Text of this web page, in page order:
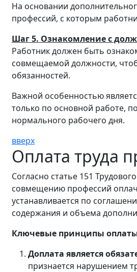
На основании
профессий, с которым
Шаг 5. Ознакомление с
Работник должен быть
совмещаемой должности,
обязанностей.
Важной особенностью
только по основной работе,
нормального рабочего дня.
вверх
Оплата труда
Согласно статье 151
совмещению профессий
устанавливается по
содержания и объема
Ключевые принципы
Доплата является
признается нарушением